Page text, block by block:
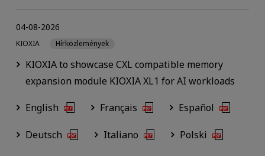
KIOXIA to showcase CXL compatible memory
expansion module KIOXIA XL1 for AI workloads
04-08-2026
KIOXIA Hírközlemények
English Français Español
Deutsch Italiano Polski